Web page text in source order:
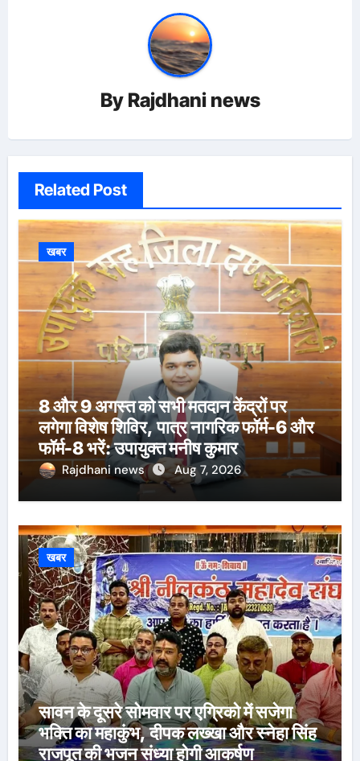
By Rajdhani news
Related Post
खबर
8 और 9 अगस्त को सभी मतदान केंद्रों पर
लगेगा विशेष शिविर, पात्र नागरिक फॉर्म-6 और
फॉर्म-8 भरें: उपायुक्त मनीष कुमार
Rajdhani news Aug 7, 2026
खबर
सावन के दूसरे सोमवार पर एग्रिको में सजेगा
भक्ति का महाकुंभ, दीपक लख्खा और स्नेहा सिंह
राजपूत की भजन संध्या होगी आकर्षण